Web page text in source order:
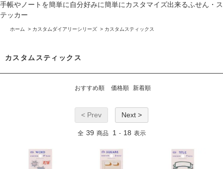
手帳やノートを簡単に自分好みに簡単にカスタマイズ出来るふせん・ス
テッカー
ホーム > カスタムダイアリーシリーズ > カスタムスティックス
カスタムスティックス
おすすめ順 価格順 新着順
< Prev Next >
全 39 商品 1 - 18 表示